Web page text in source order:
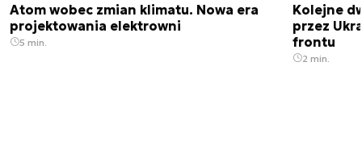
Atom wobec zmian klimatu. Nowa era
projektowania elektrowni
5 min.
Kolejne
przez
frontu
2 min.